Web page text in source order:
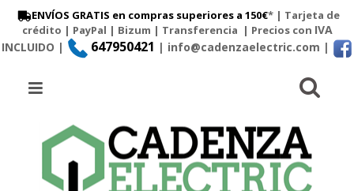
ENVÍOS GRATIS en compras superiores a 150€* | Tarjeta de
crédito | PayPal | Bizum | Transferencia | Precios con IVA
INCLUIDO |
647950421 | info@cadenzaelectric.com |
Menú